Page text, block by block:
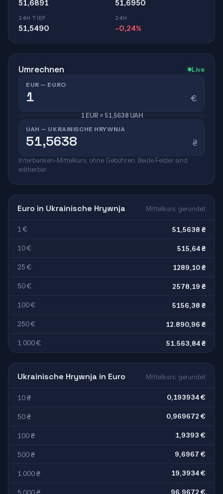
51,6891 51,6950
24H TIEF
51,5490
24H
-0,24%
Umrechnen Live
EUR — EURO
€
1 EUR = 51,5638 UAH
UAH — UKRAINISCHE HRYWNJA
₴
Interbanken-Mittelkurs, ohne Gebühren. Beide Felder sind
editierbar.
Euro in Ukrainische Hrywnja Mittelkurs, gerundet
1 € 51,5638 ₴
10 € 515,64 ₴
25 € 1289,10 ₴
50 € 2578,19 ₴
100 € 5156,38 ₴
250 € 12.890,96 ₴
1.000 € 51.563,84 ₴
Ukrainische Hrywnja in Euro Mittelkurs, gerundet
10 ₴ 0,193934 €
50 ₴ 0,969672 €
100 ₴ 1,9393 €
500 ₴ 9,6967 €
1.000 ₴ 19,3934 €
96,9672 €